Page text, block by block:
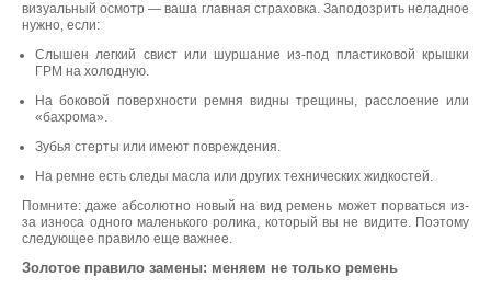
визуальный осмотр — ваша главная страховка. Заподозрить неладное
нужно, если:
Слышен легкий свист или шуршание из-под пластиковой крышки
ГРМ на холодную.
На боковой поверхности ремня видны трещины, расслоение или
«бахрома».
Зубья стерты или имеют повреждения.
На ремне есть следы масла или других технических жидкостей.
Помните: даже абсолютно новый на вид ремень может порваться из-
за износа одного маленького ролика, который вы не видите. Поэтому
следующее правило еще важнее.
Золотое правило замены: меняем не только ремень